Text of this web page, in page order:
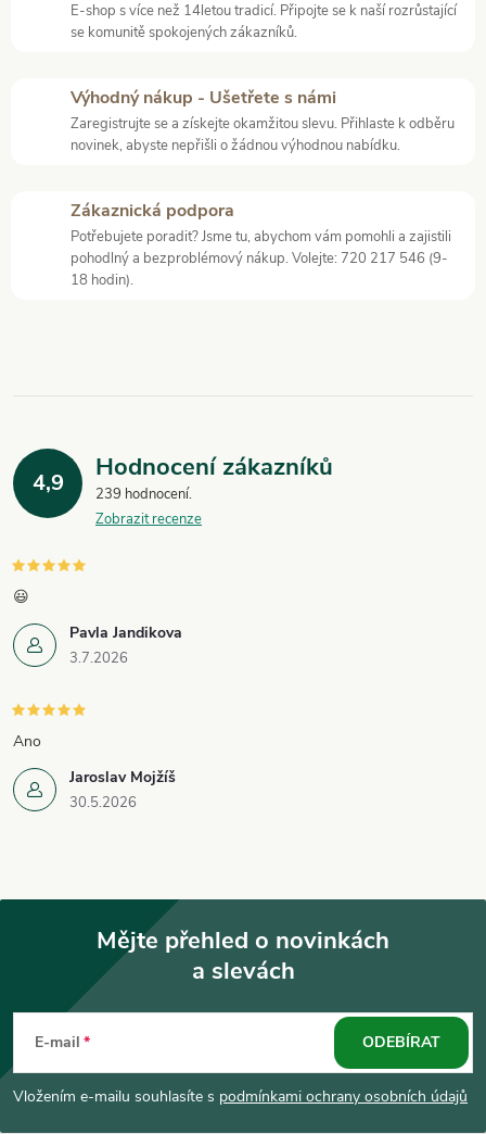
y
v
ý
p
i
u
E-shop s více než 14letou tradicí. Připojte se k naší rozrůstající
se komunitě spokojených zákazníků.
Výhodný nákup - Ušetřete s námi
Zaregistrujte se a získejte okamžitou slevu. Přihlaste k odběru
novinek, abyste nepřišli o žádnou výhodnou nabídku.
Zákaznická podpora
Potřebujete poradit? Jsme tu, abychom vám pomohli a zajistili
pohodlný a bezproblémový nákup. Volejte: 720 217 546 (9-
18 hodin).
4,9 Hodnocení zákazníků
239 hodnocení
Zobrazit recenze
Pavla Jandikova
3.7.2026
😃
Jaroslav Mojžíš
30.5.2026
Ano
p
Mějte přehled o novinkách
a slevách
E-mail
Vložením e-mailu souhlasíte s podmínkami ochrany osobních údajů
ODEBÍRAT